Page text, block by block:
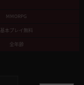
MMORPG
基本プレイ無料
全年齢